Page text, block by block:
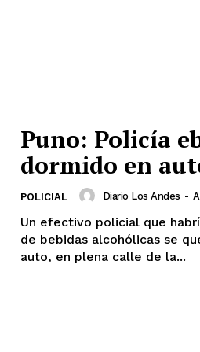
Puno: Policía
dormido en
POLICIAL Diario Los Andes -
Un efectivo policial que
de bebidas alcohólicas se
auto, en plena calle de la...